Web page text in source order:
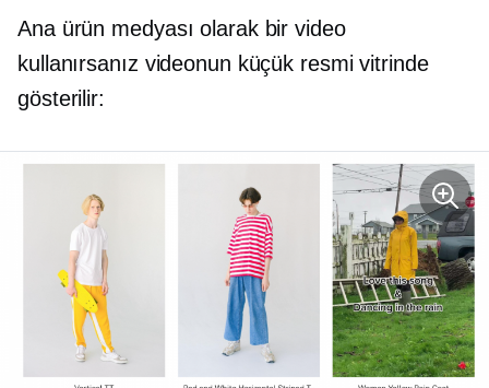
Ana ürün medyası olarak bir video
kullanırsanız videonun küçük resmi vitrinde
gösterilir: